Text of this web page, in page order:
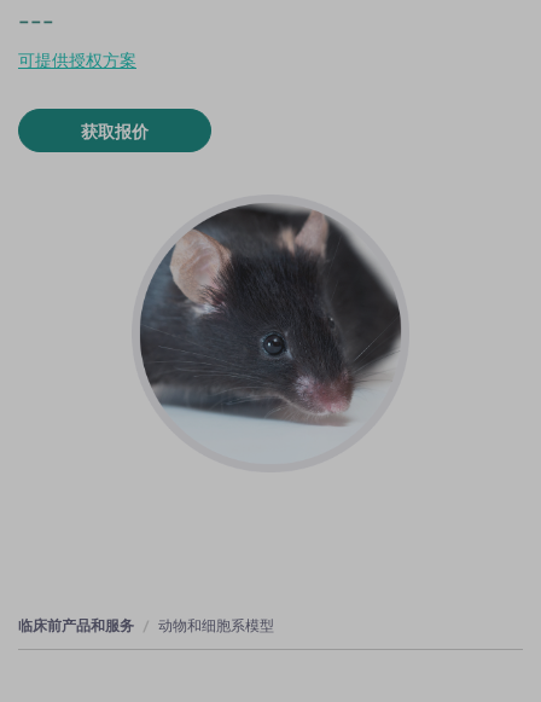
---
可提供授权方案
获取报价
临床前产品和服务 动物和细胞系模型